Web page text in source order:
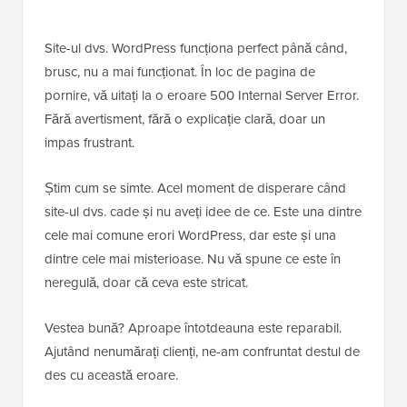
Site-ul dvs. WordPress funcționa perfect până când,
brusc, nu a mai funcționat. În loc de pagina de
pornire, vă uitați la o eroare 500 Internal Server Error.
Fără avertisment, fără o explicație clară, doar un
impas frustrant.
Știm cum se simte. Acel moment de disperare când
site-ul dvs. cade și nu aveți idee de ce. Este una dintre
cele mai comune erori WordPress, dar este și una
dintre cele mai misterioase. Nu vă spune ce este în
neregulă, doar că ceva este stricat.
Vestea bună? Aproape întotdeauna este reparabil.
Ajutând nenumărați clienți, ne-am confruntat destul de
des cu această eroare.